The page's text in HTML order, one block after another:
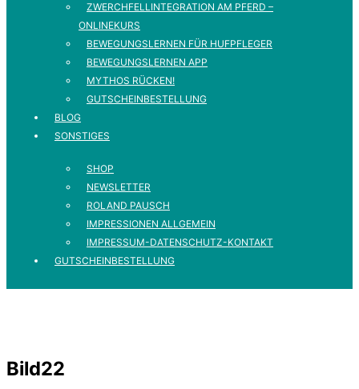
ZWERCHFELLINTEGRATION AM PFERD –
ONLINEKURS
BEWEGUNGSLERNEN FÜR HUFPFLEGER
BEWEGUNGSLERNEN APP
MYTHOS RÜCKEN!
GUTSCHEINBESTELLUNG
BLOG
SONSTIGES
SHOP
NEWSLETTER
ROLAND PAUSCH
IMPRESSIONEN ALLGEMEIN
IMPRESSUM-DATENSCHUTZ-KONTAKT
GUTSCHEINBESTELLUNG
Bild22